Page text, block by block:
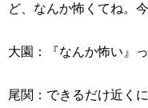
ど、なんか怖くてね。
大園：『なんか怖い』
尾関：できるだけ近く